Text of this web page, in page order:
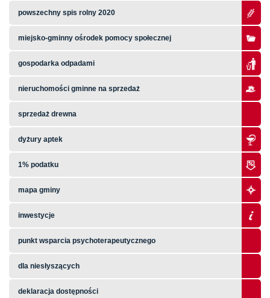
powszechny spis rolny 2020
miejsko-gminny ośrodek pomocy społecznej
gospodarka odpadami
nieruchomości gminne na sprzedaż
sprzedaż drewna
dyżury aptek
1% podatku
mapa gminy
inwestycje
punkt wsparcia psychoterapeutycznego
dla niesłyszących
deklaracja dostępności